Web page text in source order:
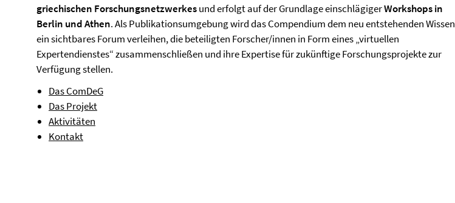
griechischen Forschungsnetzwerkesund erfolgt auf der Grundlage einschlägigerWorkshops in
Berlin und Athen. Als Publikationsumgebung wird das Compendium dem neu entstehenden Wissen
ein sichtbares Forum verleihen, die beteiligten Forscher/innen in Form eines „virtuellen
Expertendienstes“ zusammenschließen und ihre Expertise für zukünftige Forschungsprojekte zur
Verfügung stellen.
Das ComDeG
Das Projekt
Aktivitäten
Kontakt